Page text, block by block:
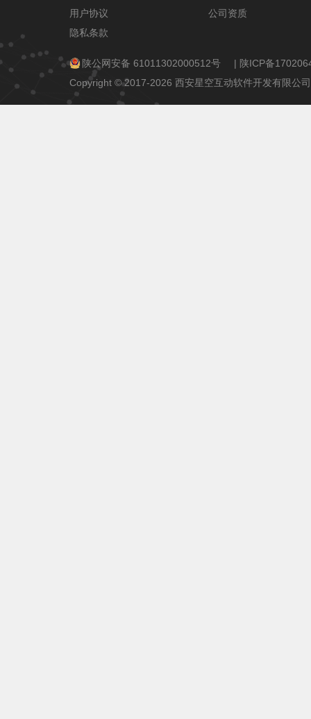
用户协议
隐私条款
公司资质
陕公网安备 61011302000512号 | 陕ICP备
Copyright © 2017-2026 西安星空互动软件开发有限公